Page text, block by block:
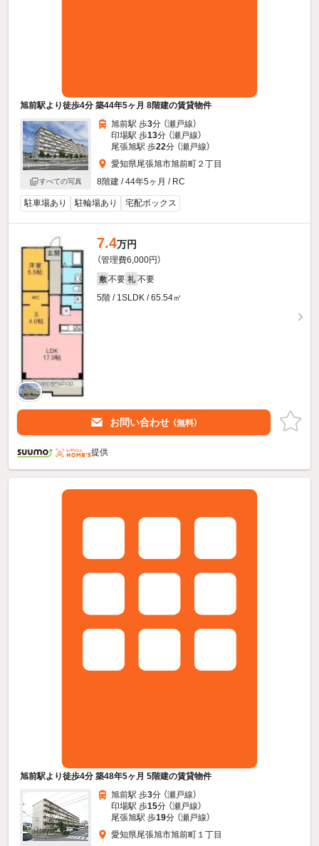
旭前駅より徒歩4分 築44年5ヶ月 8階建の賃貸物件
すべての写真
旭前駅 歩3分 （瀬戸線）
印場駅 歩13分 （瀬戸線）
尾張旭駅 歩22分 （瀬戸線）
愛知県尾張旭市旭前町２丁目
8階建 / 44年5ヶ月 / RC
駐車場あり 駐輪場あり 宅配ボックス
7.4万円
（管理費6,000円）
敷 不要 礼 不要
5階 / 1SLDK / 65.54㎡
お問い合わせ （無料）
提供
旭前駅より徒歩4分 築48年5ヶ月 5階建の賃貸物件
旭前駅 歩3分 （瀬戸線）
印場駅 歩15分 （瀬戸線）
尾張旭駅 歩19分 （瀬戸線）
愛知県尾張旭市旭前町１丁目